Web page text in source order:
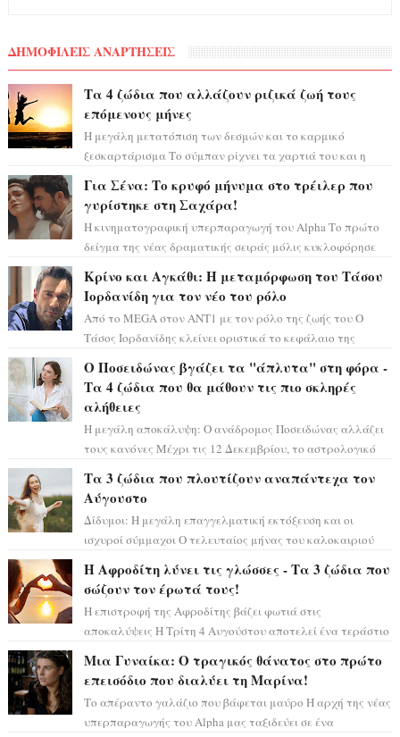
ΔΗΜΟΦΙΛΕΙΣ ΑΝΑΡΤΗΣΕΙΣ
Τα 4 ζώδια που αλλάζουν ριζικά ζωή τους
επόμενους μήνες
Η μεγάλη μετατόπιση των δεσμών και το καρμικό
ξεσκαρτάρισμα Το σύμπαν ρίχνει τα χαρτιά του και η
Για Σένα: Το κρυφό μήνυμα στο τρέιλερ που
γυρίστηκε στη Σαχάρα!
Η κινηματογραφική υπερπαραγωγή του Alpha Το πρώτο
δείγμα της νέας δραματικής σειράς μόλις κυκλοφόρησε
Κρίνο και Αγκάθι: Η μεταμόρφωση του Τάσου
Ιορδανίδη για τον νέο του ρόλο
Από το MEGA στον ΑΝΤ1 με τον ρόλο της ζωής του Ο
Τάσος Ιορδανίδης κλείνει οριστικά το κεφάλαιο της
Ο Ποσειδώνας βγάζει τα "άπλυτα" στη φόρα -
Τα 4 ζώδια που θα μάθουν τις πιο σκληρές
αλήθειες
Η μεγάλη αποκάλυψη: Ο ανάδρομος Ποσειδώνας αλλάζει
τους κανόνες Μέχρι τις 12 Δεκεμβρίου, το αστρολογικό
Τα 3 ζώδια που πλουτίζουν αναπάντεχα τον
Αύγουστο
Δίδυμοι: Η μεγάλη επαγγελματική εκτόξευση και οι
ισχυροί σύμμαχοι Ο τελευταίος μήνας του καλοκαιριού
Η Αφροδίτη λύνει τις γλώσσες - Τα 3 ζώδια που
σώζουν τον έρωτά τους!
Η επιστροφή της Αφροδίτης βάζει φωτιά στις
αποκαλύψεις Η Τρίτη 4 Αυγούστου αποτελεί ένα τεράστιο
Μια Γυναίκα: Ο τραγικός θάνατος στο πρώτο
επεισόδιο που διαλύει τη Μαρίνα!
Το απέραντο γαλάζιο που βάφεται μαύρο Η αρχή της νέας
υπερπαραγωγής του Alpha μας ταξιδεύει σε ένα